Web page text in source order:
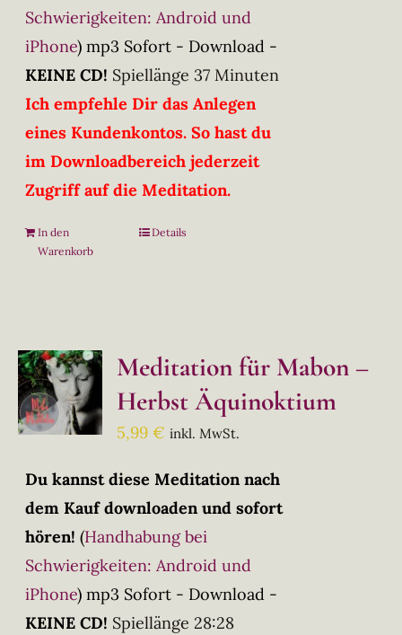
Schwierigkeiten: Android und
iPhone) mp3 Sofort - Download -
KEINE CD! Spiellänge 37 Minuten
Ich empfehle Dir das Anlegen
eines Kundenkontos. So hast du
im Downloadbereich jederzeit
Zugriff auf die Meditation.
In den
Warenkorb
Details
Meditation für Mabon –
Herbst Äquinoktium
5,99€ inkl. MwSt.
Du kannst diese Meditation nach
dem Kauf downloaden und sofort
hören! (Handhabung bei
Schwierigkeiten: Android und
iPhone) mp3 Sofort - Download -
KEINE CD! Spiellänge 28:28